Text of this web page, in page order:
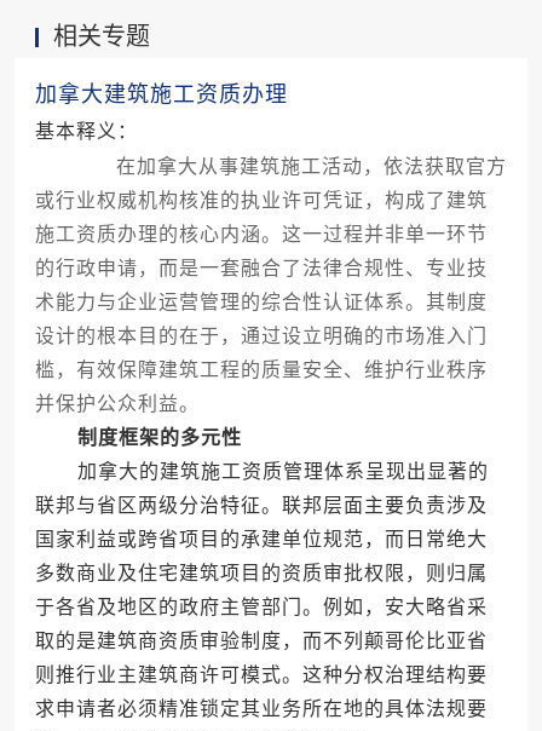
相关专题
加拿大建筑施工资质办理
基本释义：
在加拿大从事建筑施工活动，依法获取官方
或行业权威机构核准的执业许可凭证，构成了建筑
施工资质办理的核心内涵。这一过程并非单一环节
的行政申请，而是一套融合了法律合规性、专业技
术能力与企业运营管理的综合性认证体系。其制度
设计的根本目的在于，通过设立明确的市场准入门
槛，有效保障建筑工程的质量安全、维护行业秩序
并保护公众利益。
制度框架的多元性
加拿大的建筑施工资质管理体系呈现出显著的
联邦与省区两级分治特征。联邦层面主要负责涉及
国家利益或跨省项目的承建单位规范，而日常绝大
多数商业及住宅建筑项目的资质审批权限，则归属
于各省及地区的政府主管部门。例如，安大略省采
取的是建筑商资质审验制度，而不列颠哥伦比亚省
则推行业主建筑商许可模式。这种分权治理结构要
求申请者必须精准锁定其业务所在地的具体法规要